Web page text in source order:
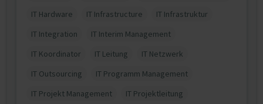
IT Hardware
IT Infrastructure
IT Infrastruktur
IT Integration
IT Interim Management
IT Koordinator
IT Leitung
IT Netzwerk
IT Outsourcing
IT Programm Management
IT Projekt Management
IT Projektleitung